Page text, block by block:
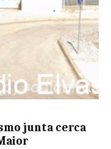
junta cerca